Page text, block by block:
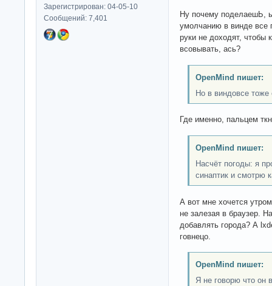
Зарегистрирован: 04-05-10
Сообщений: 7,401
Ну почему поделаешЬ,
умолчанию в винде все
руки не доходят, чтобы
всовывать, ась?
OpenMind пишет:
Но в виндовсе тоже
Где именно, пальцем
OpenMind пишет:
Насчёт погоды: я
синаптик и смотрю
А вот мне хочется
не залезая в браузер.
добавлять города? А
говнецо.
OpenMind пишет:
Я не говорю что он